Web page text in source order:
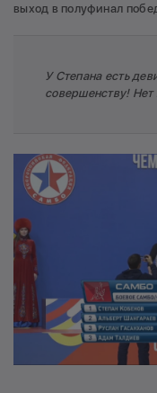
выход в полуфинал
У Степана есть
совершенству!